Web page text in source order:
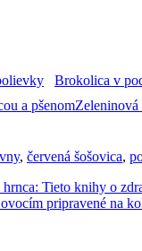
Brokolica v
, červená šošovica,
Tieto knihy o
pripravené na